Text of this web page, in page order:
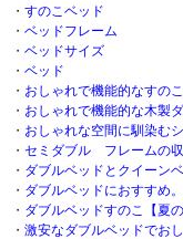
・ すのこベッド
・ ベッドフレーム
・ ベッドサイズ
・ ベッド
・ おしゃれで機能的なすの
・ おしゃれで機能的な木製
・ おしゃれな空間に馴染む
・ セミダブル フレームの
・ ダブルベッドとクイーン
・ ダブルベッドにおすすめ
・ ダブルベッドすのこ【夏
・ 激安なダブルベッドでお